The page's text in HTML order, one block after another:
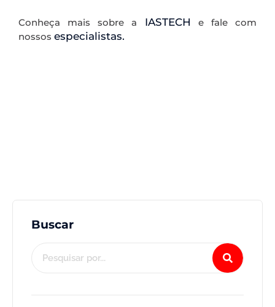
Conheça mais sobre a IASTECH e fale com
nossos especialistas.
Buscar